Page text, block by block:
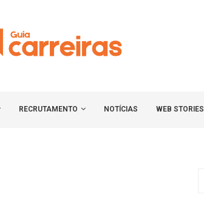
RECRUTAMENTO NOTÍCIAS WEB STORIES